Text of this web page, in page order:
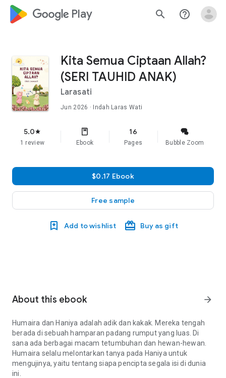
google_logo Play search help_outline
Kita Semua Ciptaan Allah?
(SERI TAUHID ANAK)
Larasati
Jun 2026 · Indah Laras Wati
5.0star
1 review Ebook
16
Pages Bubble Zoom
$0.17 Ebook
Free sample
Add to wishlist Buy as gift
About this ebook arrow_forward
Humaira dan Haniya adalah adik dan kakak. Mereka tengah
berada di sebuah hamparan padang rumput yang luas. Di
sana ada berbagai macam tetumbuhan dan hewan-hewan.
Humaira selalu melontarkan tanya pada Haniya untuk
mengujinya, yaitu tentang siapa pencipta segala isi di dunia
ini.